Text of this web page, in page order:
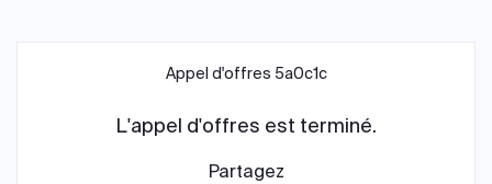
Appel d'offres 5a0c1c
L'appel d'offres est terminé.
Partagez